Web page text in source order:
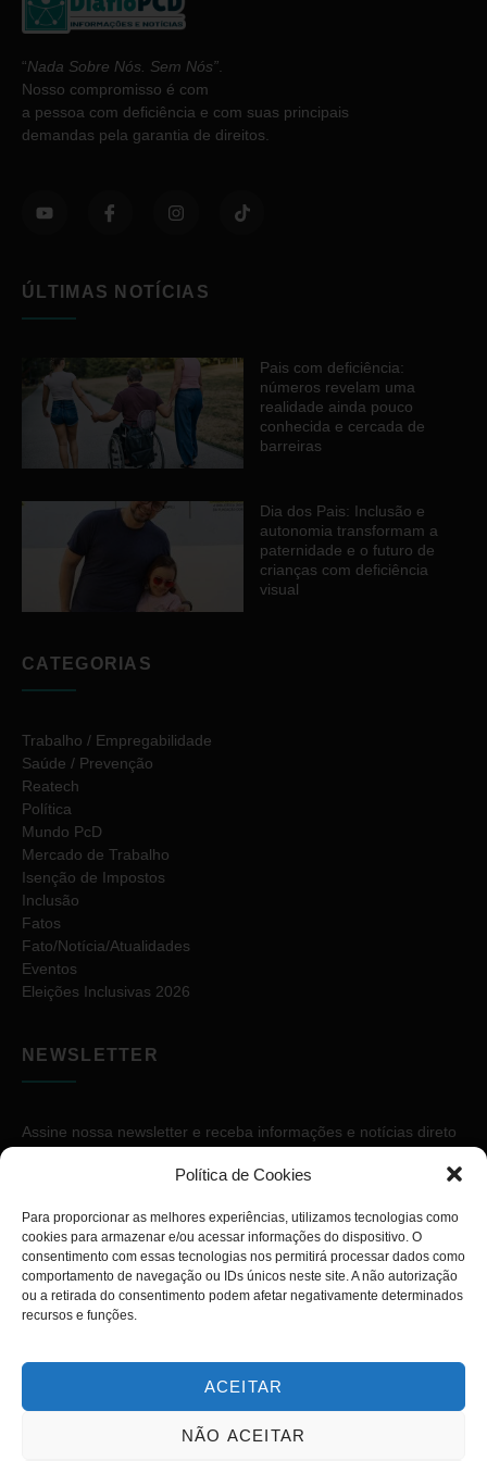
Política de Cookies
Para proporcionar as melhores experiências, utilizamos tecnologias como
cookies para armazenar e/ou acessar informações do dispositivo. O
consentimento com essas tecnologias nos permitirá processar dados como
comportamento de navegação ou IDs únicos neste site. A não autorização
ou a retirada do consentimento podem afetar negativamente determinados
recursos e funções.
ACEITAR
NÃO ACEITAR
“Nada Sobre Nós. Sem Nós”
Nosso compromisso é com
a pessoa com deficiência e com suas principais
demandas pela garantia de direitos.
ÚLTIMAS NOTÍCIAS
Pais com deficiência:
números revelam uma
realidade ainda pouco
conhecida e cercada de
barreiras
Dia dos Pais: Inclusão e
autonomia transformam a
paternidade e o futuro de
crianças com deficiência
visual
CATEGORIAS
Trabalho / Empregabilidade
Saúde / Prevenção
Reatech
Política
Mundo PcD
Mercado de Trabalho
Isenção de Impostos
Inclusão
Fatos
Fato/Notícia/Atualidades
Eventos
Eleições Inclusivas 2026
NEWSLETTER
Assine nossa newsletter e receba informações e notícias direto
Copyright © 2026. Diário PcD. Todos os direitos reservados.